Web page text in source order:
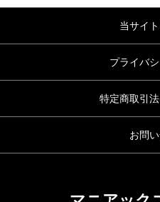
当サイ
プライバ
特定商取引
お問